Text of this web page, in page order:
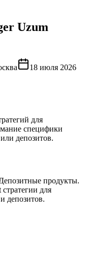
Uzum
18 июля 2026
для
специфики
депозитов.
продукты.
для
депозитов.